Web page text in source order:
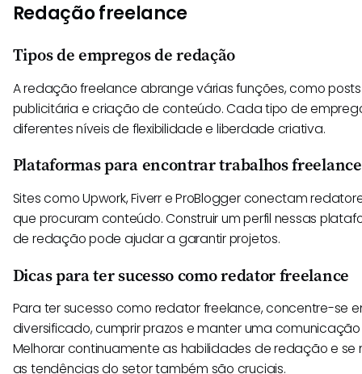
Redação freelance
Tipos de empregos de redação
A redação freelance abrange várias funções, como
publicitária e criação de conteúdo. Cada tipo de
diferentes níveis de flexibilidade e liberdade criativa.
Plataformas para encontrar trabalhos
Sites como Upwork, Fiverr e ProBlogger conectam
que procuram conteúdo. Construir um perfil nessas
de redação pode ajudar a garantir projetos.
Dicas para ter sucesso como redator freelance
Para ter sucesso como redator freelance, concentre-se
diversificado, cumprir prazos e manter uma
Melhorar continuamente as habilidades de redação e
as tendências do setor também são cruciais.